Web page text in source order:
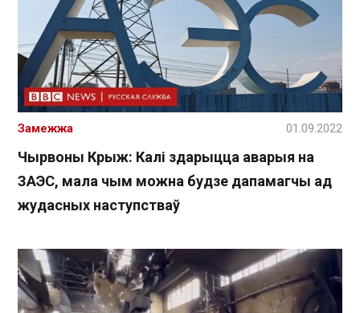
Чырвоны Крыж: Калі здарыцца аварыя на
ЗАЭС, мала чым можна будзе дапамагчы ад
жудасных наступстваў
Замежжа 01.09.2022